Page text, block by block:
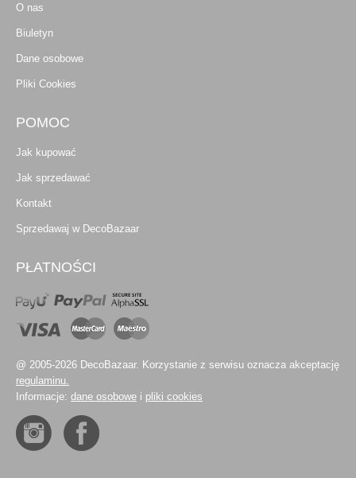
O nas
Biuletyn
Dane osobowe
Pliki Cookies
POMOC
Jak kupować
Jak sprzedawać
Kontakt
Sprzedawaj w DecoBazaar
PŁATNOŚCI
@ 2005-2026 DecoBazaar. Korzystanie z serwisu oznacza akceptację
regulaminu.
Informacje: dane osobowe i pliki cookies